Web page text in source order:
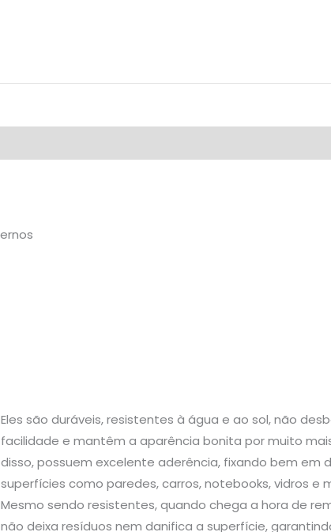
Eles são duráveis, resistentes à água e ao sol, não
facilidade e mantêm a aparência bonita por muito
disso, possuem excelente aderência, fixando bem em
superfícies como paredes, carros, notebooks, vidros e
Mesmo sendo resistentes, quando chega a hora de
não deixa resíduos nem danifica a superfície,